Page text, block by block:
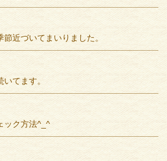
近づいてまいりました。
てます。
ク方法^_^